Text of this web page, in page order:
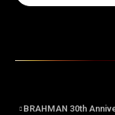
BRAHMAN 30th